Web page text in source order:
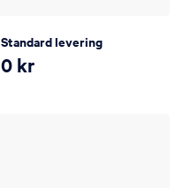
Standard levering
0 kr